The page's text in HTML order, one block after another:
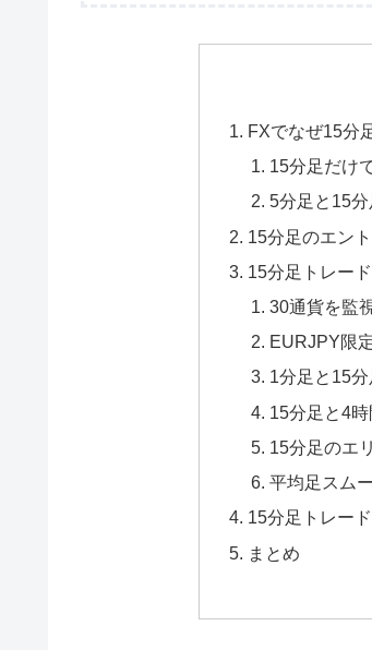
FXでなぜ15分
15分足だけ
5分足と15
15分足のエン
15分足トレー
30通貨を監
EURJPY限
1分足と15
15分足と4
15分足のエ
平均足スム
15分足トレー
まとめ